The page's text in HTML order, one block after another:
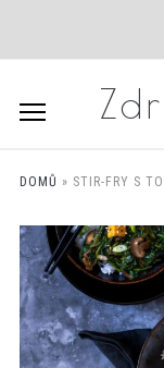
DOMŮ » STIR-FRY S